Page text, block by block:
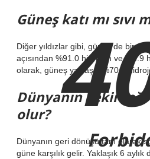
Güneş katı mı sıvı
Diğer yıldızlar gibi, güneş de bir
açısından %91.0 hidrojen ve %8.9
olarak, güneş yaklaşık %70.6
Dünyanın
olur?
Dünyanın geri dönüşü tam olarak
güne karşılık gelir. Yaklaşık 6